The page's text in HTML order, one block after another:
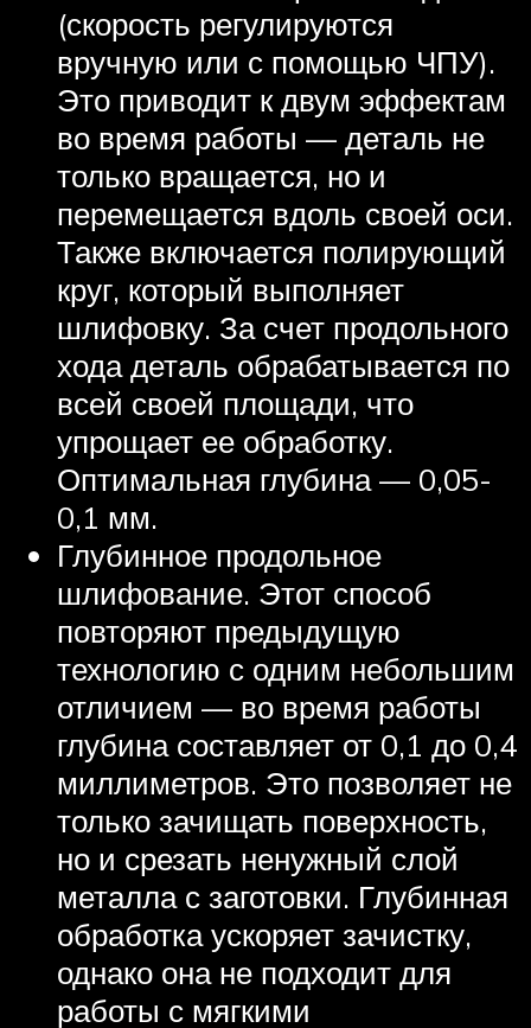
(скорость регулируются
вручную или с помощью ЧПУ).
Это приводит к двум эффектам
во время работы — деталь не
только вращается, но и
перемещается вдоль своей оси.
Также включается полирующий
круг, который выполняет
шлифовку. За счет продольного
хода деталь обрабатывается по
всей своей площади, что
упрощает ее обработку.
Оптимальная глубина — 0,05-
0,1 мм.
Глубинное продольное
шлифование. Этот способ
повторяют предыдущую
технологию с одним небольшим
отличием — во время работы
глубина составляет от 0,1 до 0,4
миллиметров. Это позволяет не
только зачищать поверхность,
но и срезать ненужный слой
металла с заготовки. Глубинная
обработка ускоряет зачистку,
однако она не подходит для
работы с мягкими